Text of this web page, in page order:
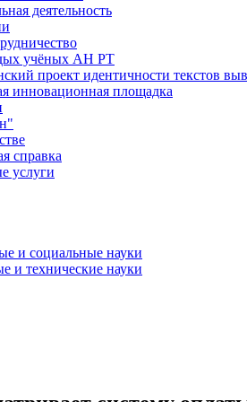
деятельность
учёных АН РТ
проект идентичности текстов
инновационная площадка
справка
услуги
и социальные науки
и технические науки